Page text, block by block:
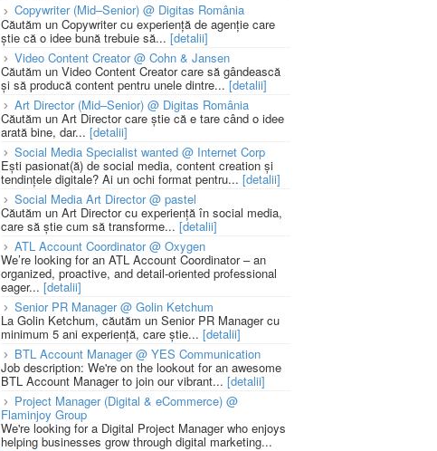
Copywriter (Mid–Senior) @ Digitas România
Căutăm un Copywriter cu experiență de agenție care
știe că o idee bună trebuie să... [detalii]
Video Content Creator @ Cohn & Jansen
Căutăm un Video Content Creator care să gândească
și să producă content pentru unele dintre...[detalii]
Art Director (Mid–Senior) @ Digitas România
Căutăm un Art Director care știe că e tare când o idee
arată bine, dar... [detalii]
Social Media Specialist wanted @ Internet Corp
Ești pasionat(ă) de social media, content creation și
tendințele digitale? Ai un ochi format pentru... [detalii]
Social Media Art Director @ pastel
Căutăm un Art Director cu experiență în social media,
care să știe cum să transforme... [detalii]
ATL Account Coordinator @ Oxygen
We’re looking for an ATL Account Coordinator – an
organized, proactive, and detail-oriented professional
eager... [detalii]
Senior PR Manager @ Golin Ketchum
La Golin Ketchum, căutăm un Senior PR Manager cu
minimum 5 ani experiență, care știe... [detalii]
BTL Account Manager @ YES Communication
Job description: We're on the lookout for an awesome
BTL Account Manager to join our vibrant... [detalii]
Project Manager (Digital & eCommerce) @
Flaminjoy Group
We're looking for a Digital Project Manager who enjoys
helping businesses grow through digital marketing...